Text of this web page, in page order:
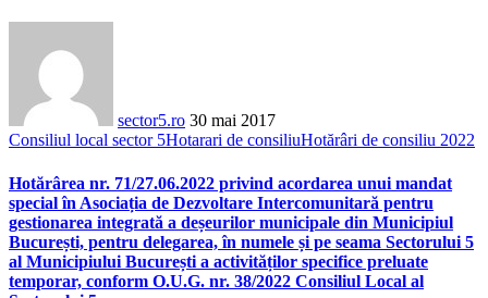
sector5.ro 30 mai 2017
Consiliul local sector 5Hotarari de consiliuHotărâri de consiliu 2022
Hotărârea nr. 71/27.06.2022 privind acordarea unui mandat
special în Asociația de Dezvoltare Intercomunitară pentru
gestionarea integrată a deșeurilor municipale din Municipiul
București, pentru delegarea, în numele și pe seama Sectorului 5
al Municipiului București a activităților specifice preluate
temporar, conform O.U.G. nr. 38/2022 Consiliul Local al